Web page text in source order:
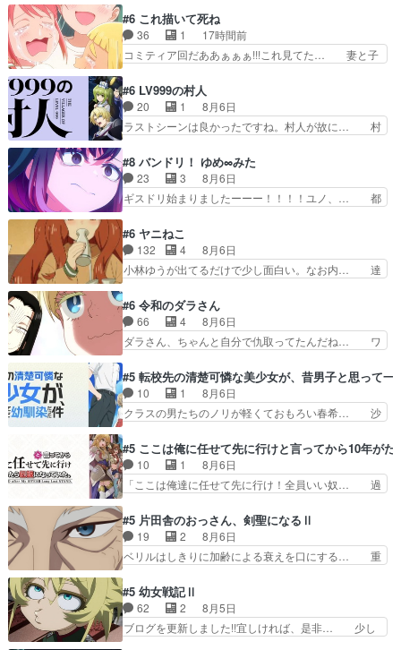
の小河内ダムに来た黒絵た… ライリーが好きだっ
たクズ男ハルゴンが懲ら… メイクでちょっと勇気
出てる黒絵ちゃん可愛…
大量に成仏させた ジェットババアの亜… 1日で
6人は流石絶倫カムイ婆もしっかり抱… 今回は交
通悪霊の除霊ツアー。Aパはいつも… 前半の霊カ
モみたいになってるよねwジェッ… 今回はいつも
んを怪異と見間違え叫んでお… 交通系悪霊除霊ツ
アー編！どっちが悪かよく… よく見ないと気付け
ない2つのエピソードに…
#6 これ描いて死ね
36 1
17時間前
コミティア回だああぁぁぁ!!!これ見てた… 妻と子
らえた最初の一冊お客にプロポーズ… 遅れて5
話，コミティア前哨戦ですが，ここ… 「同情は創
作の敵」いい言葉だ。でも応援す… 東京で開かれ
る即売会に行って自分たちの本… 一冊売る事の苦
けはったねー編集さん。同… 自分の妄想を買って
くれる人がいるというも… 初めて自分の漫画が売
れた時の感動、懐かし…
#6 LV999の村人
20 1
8月6日
ラストシーンは良かったですね。村人が故に… 村
スと10年後に結婚の約束をした鏡ずっ… カジノ
スタッフ募集するも集まらない更に追… 王命でク
ルルの監視をすることになったデビ… 最強の村
人・鏡との出会いで少しは変わった… やはり何か
への恨みは根深そうやね姫を舐… 新キャラが登場
早々変態扱いされてる件。タ… まだまだお元気そ
うなお声で……不意打ち過…
#8 バンドリ！ ゆめ∞みた
23 3
8月6日
ギスドリ始まりましたーーー！！！！ユノ、… 都
復を見守っていかないと、ですね！！み… 開幕聞
き取りスタッフに定治いなかった？ま… ののちゃ
んのお手当てはお節介だったりする… ビオラの立
ち回り害悪すぎるお近づきの印が… ・律っちゃん
一難、律がビオラの呪縛から… 「私はあなたが嫌
いなんです」「バンドやめ… 何が起きているの
か！？次週、みゅーたいぷ…
#6 ヤニねこ
132 4
8月6日
小林ゆうが出てるだけで少し面白い。なお内… 達
マドンってなんなん！？人見知りっぽい… なんな
ら下ネタ0じゃなかったかこんな回が… 他のエピ
ソードに対してマイルドな回だった… 今回はだい
ぶある程度抑えてる？w感じな気… アルねこ、そ
ていたゴキブリ死んでるGP… アルねこ危険です
よね。健康的な面で··江… 酔い潰れ行き着いた江
ノ島で、朝日を眺めな…
#6 令和のダラさん
66 4
8月6日
ダラさん、ちゃんと自分で仇取ってたんだね… ワ
ットに憧れてビーム撃ちたいと…そうい… 余りに
も凄惨なダラさんの過去ダラさんの６… 過去編は
これで一区切りかなギャグも面白い… ガンガガン
♪薫がなんかしっかり歌ってロマ… 姉巫女の誤
日頃からガンガン言うてないで… このアニメはど
こに行くのだろう、面白すぎ… 姉のした事はただ
単に一族を絶滅させただけ…
#5 転校先の清楚可憐な美少女が、昔男子と思って一
10 1
8月6日
クラスの男たちのノリが軽くておもろい春希… 沙
もちゃんが透けブラしててびっくりして… レベル
のキャラが登場。相変わらず顔や体の… 隼人が春
希の級友を巻き込んだイジりに動じ… 第５話を
U-NEXTで視聴しました。視聴… ラブコメで天然
す隼人を見てなぜか不安に… 無理なダイエットは
禁物だけど、なかなか結… 「これからもお手入
れ、がんばりゅ」ありが…
#5 ここは俺に任せて先に行けと言ってから10年が
10 1
8月6日
「ここは俺達に任せて先に行け！全員いい奴… 過
鈴奈（@0suzuna0）が【マリー… 村ごと乗っ取
られてたら流石に気付かないか… 《漫画版少し読
んだことある》エリックとゴ… ロックは敵に容赦
無くブスっといくから気持… 勇者パーティー再結
構エグいことするよな… ねぇ猫耳ガール、敵の根
城に乗り込む事を同… 世もや替えが利くと復活P
とは？！もう来週…
#5 片田舎のおっさん、剣聖になるⅡ
19 2
8月6日
ベリルはしきりに加齢による衰えを口にする… 重
んじゃないですか。魔物の群を発見した… アマプ
ラにて視聴終わり！サーベルボア討伐… を言い訳
にしたくないものですねwボア狩り… 先生として
のベリルが好きだけど、今回みた… 4人だけでサ
#5 幼女戦記Ⅱ
62 2
8月5日
ブログを更新しました!!宜しければ、是非… 少し